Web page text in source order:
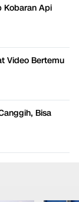
Kobaran Api
Video Bertemu
Bisa